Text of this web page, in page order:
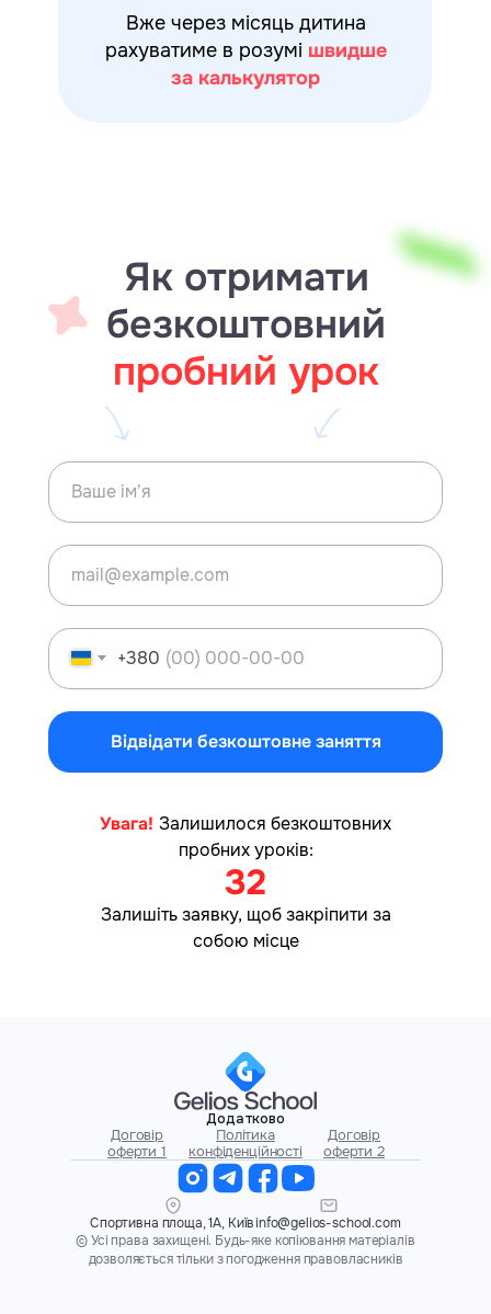
Вже через місяць дитина
рахуватиме в розумі швидше
за калькулятор
Як отримати
безкоштовний
пробний урок
+380
Відвідати безкоштовне заняття
Увага! Залишилося безкоштовних
пробних уроків:
32
Залишіть заявку, щоб закріпити за
собою місце
Додатково
Договiр
оферти 1
Полiтика
конфiденцiйностi
Договiр
оферти 2
Спортивна площа, 1А, Київinfo@gelios-school.com
© Усі права захищені. Будь-яке копіювання матеріалів
дозволяється тільки з погодження правовласників